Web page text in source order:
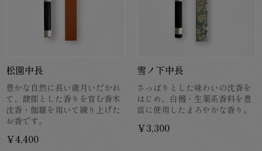
松園中長
豊かな自然に長い歳月いだかれ
て、馥郁とした香りを育む香木
沈香・伽羅を用いて練り上げた
お香です。
￥4,400
雪ノ下中長
さっぱりとした味わいの沈香を
はじめ、白檀・生薬系香料を豊
富に使用したまろやかな香り。
￥3,300